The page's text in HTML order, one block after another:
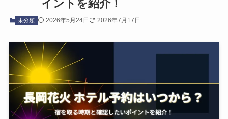
イントを紹介！
未分類 2026年5月24日 2026年7月17日